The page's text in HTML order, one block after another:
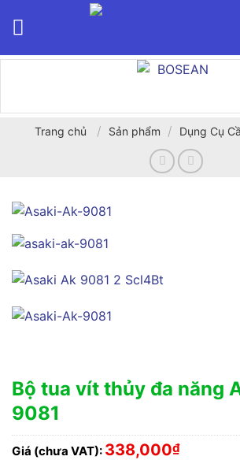
Trang chủ / Sản phẩm / Dụng Cụ
Bộ tua vít thủy đa năng
9081
Giá (chưa VAT): 338,000₫